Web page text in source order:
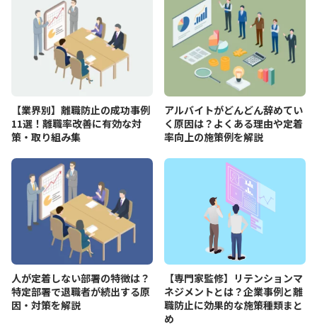
【業界別】離職防止の成功事例
11選！離職率改善に有効な対
策・取り組み集
アルバイトがどんどん辞めてい
く原因は？よくある理由や定着
率向上の施策例を解説
人が定着しない部署の特徴は？
特定部署で退職者が続出する原
因・対策を解説
【専門家監修】リテンションマ
ネジメントとは？企業事例と離
職防止に効果的な施策種類まと
め